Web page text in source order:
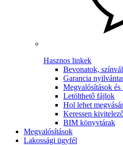
Hasznos linkek
Bevonatok,
Garancia
Megvalósítások
Letölthető fájlok
Hol lehet
Keressen
BIM könyvtárak
Megvalósítások
Lakossági ügyfél